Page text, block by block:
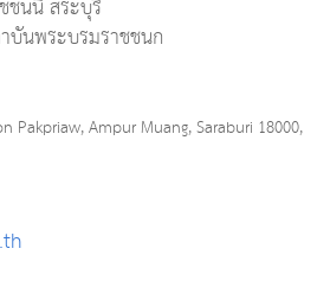
ชนนี สระบุรี
นพระบรมราชชนก
Pakpriaw, Ampur Muang, Saraburi 18000,